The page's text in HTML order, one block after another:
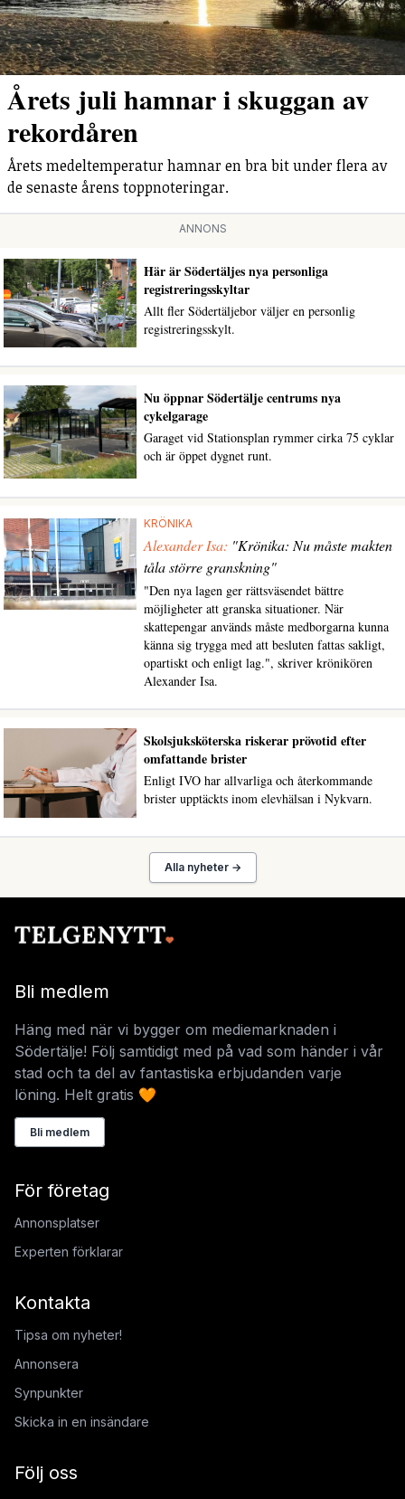
Årets juli hamnar i skuggan av
rekordåren
Årets medeltemperatur hamnar en bra bit under flera av
de senaste årens toppnoteringar.
ANNONS
Här är Södertäljes nya personliga
registreringsskyltar
Allt fler Södertäljebor väljer en personlig
registreringsskylt.
Nu öppnar Södertälje centrums nya
cykelgarage
Garaget vid Stationsplan rymmer cirka 75 cyklar
och är öppet dygnet runt.
KRÖNIKA
Alexander Isa: "Krönika: Nu måste makten
tåla större granskning"
"Den nya lagen ger rättsväsendet bättre
möjligheter att granska situationer. När
skattepengar används måste medborgarna kunna
känna sig trygga med att besluten fattas sakligt,
opartiskt och enligt lag.", skriver krönikören
Alexander Isa.
Skolsjuksköterska riskerar prövotid efter
omfattande brister
Enligt IVO har allvarliga och återkommande
brister upptäckts inom elevhälsan i Nykvarn.
Alla nyheter →
Bli medlem
Häng med när vi bygger om mediemarknaden i
Södertälje! Följ samtidigt med på vad som händer i vår
stad och ta del av fantastiska erbjudanden varje
löning. Helt gratis 🧡
Bli medlem
För företag
Annonsplatser
Experten förklarar
Kontakta
Tipsa om nyheter!
Annonsera
Synpunkter
Skicka in en insändare
Följ oss